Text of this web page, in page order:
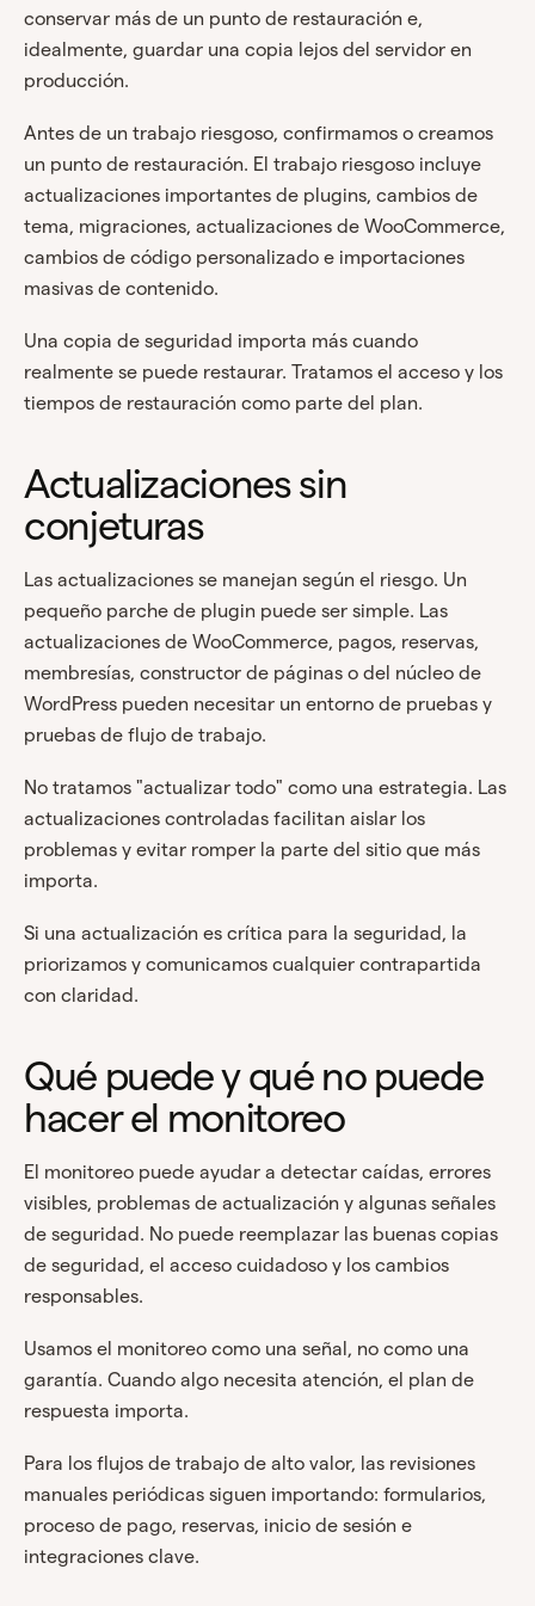
conservar más de un punto de restauración e,
idealmente, guardar una copia lejos del servidor en
producción.
Antes de un trabajo riesgoso, confirmamos o creamos
un punto de restauración. El trabajo riesgoso incluye
actualizaciones importantes de plugins, cambios de
tema, migraciones, actualizaciones de WooCommerce,
cambios de código personalizado e importaciones
masivas de contenido.
Una copia de seguridad importa más cuando
realmente se puede restaurar. Tratamos el acceso y los
tiempos de restauración como parte del plan.
Actualizaciones sin
conjeturas
Las actualizaciones se manejan según el riesgo. Un
pequeño parche de plugin puede ser simple. Las
actualizaciones de WooCommerce, pagos, reservas,
membresías, constructor de páginas o del núcleo de
WordPress pueden necesitar un entorno de pruebas y
pruebas de flujo de trabajo.
No tratamos "actualizar todo" como una estrategia. Las
actualizaciones controladas facilitan aislar los
problemas y evitar romper la parte del sitio que más
importa.
Si una actualización es crítica para la seguridad, la
priorizamos y comunicamos cualquier contrapartida
con claridad.
Qué puede y qué no puede
hacer el monitoreo
El monitoreo puede ayudar a detectar caídas, errores
visibles, problemas de actualización y algunas señales
de seguridad. No puede reemplazar las buenas copias
de seguridad, el acceso cuidadoso y los cambios
responsables.
Usamos el monitoreo como una señal, no como una
garantía. Cuando algo necesita atención, el plan de
respuesta importa.
Para los flujos de trabajo de alto valor, las revisiones
manuales periódicas siguen importando: formularios,
proceso de pago, reservas, inicio de sesión e
integraciones clave.